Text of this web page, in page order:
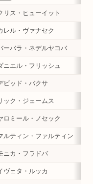
リス・ヒューイット
レル・ヴァナセク
ーバラ・ネデルヤコバ
ニエル・フリッシュ
ビッド・バクサ
ック・ジェームス
ロミール・ノセック
ルティン・ファルティン
ニカ・フラドバ
ヴェタ・ルッカ